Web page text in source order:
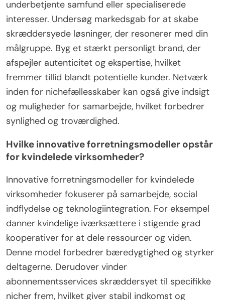
underbetjente samfund eller specialiserede
interesser. Undersøg markedsgab for at skabe
skræddersyede løsninger, der resonerer med din
målgruppe. Byg et stærkt personligt brand, der
afspejler autenticitet og ekspertise, hvilket
fremmer tillid blandt potentielle kunder. Netværk
inden for nichefællesskaber kan også give indsigt
og muligheder for samarbejde, hvilket forbedrer
synlighed og troværdighed.
Hvilke innovative forretningsmodeller opstår
for kvindelede virksomheder?
Innovative forretningsmodeller for kvindelede
virksomheder fokuserer på samarbejde, social
indflydelse og teknologiintegration. For eksempel
danner kvindelige iværksættere i stigende grad
kooperativer for at dele ressourcer og viden.
Denne model forbedrer bæredygtighed og styrker
deltagerne. Derudover vinder
abonnementsservices skræddersyet til specifikke
nicher frem, hvilket giver stabil indkomst og